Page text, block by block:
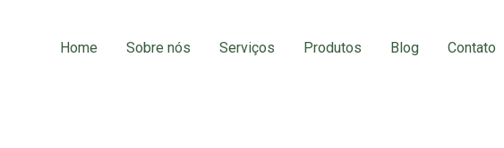
Home Sobre nós Serviços Produtos Blog Contato